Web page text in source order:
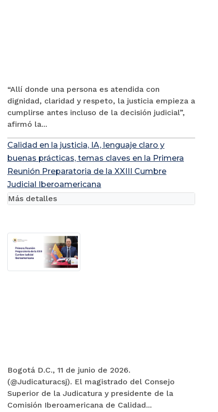
“Allí donde una persona es atendida con
dignidad, claridad y respeto, la justicia empieza a
cumplirse antes incluso de la decisión judicial”,
afirmó la...
Calidad en la justicia, IA, lenguaje claro y
buenas prácticas, temas claves en la Primera
Reunión Preparatoria de la XXIII Cumbre
Judicial Iberoamericana
Bogotá D.C., 11 de junio de 2026.
(@Judicaturacsj). El magistrado del Consejo
Superior de la Judicatura y presidente de la
Comisión Iberoamericana de Calidad...
Más detalles